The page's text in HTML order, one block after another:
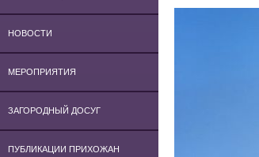
НОВОСТИ
МЕРОПРИЯТИЯ
ЗАГОРОДНЫЙ ДОСУГ
ПУБЛИКАЦИИ ПРИХОЖАН